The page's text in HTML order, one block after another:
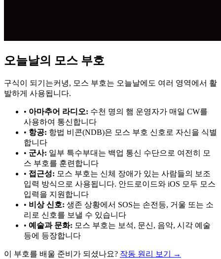
오늘날의 모스 부호
구식이 되기는커녕, 모스 부호는 오늘날에도 여러 영역에서 활
발하게 사용됩니다.
• 아마추어 라디오: 수천 명의 햄 운영자가 매일 CW를
사용하여 통신합니다
• 항공: 항법 비콘(NDB)은 모스 부호 신호로 자신을 식별
합니다
• 군사: 일부 특수부대는 백업 통신 수단으로 여전히 모
스 부호를 훈련합니다
• 접근성: 모스 부호는 신체 장애가 있는 사람들의 보조
입력 방식으로 사용됩니다. 안드로이드와 iOS 모두 모스
입력을 지원합니다
• 비상 신호: 생존 상황에서 SOS는 손전등, 거울 또는 소
리로 신호를 보낼 수 있습니다
• 예술과 문화: 모스 부호는 보석, 문신, 음악, 시각 예술
등에 등장합니다
이 부호를 배울 준비가 되셨나요? 작동 원리 보기 →